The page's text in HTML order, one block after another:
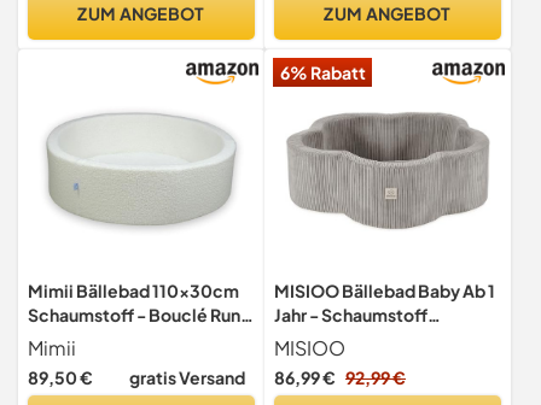
Hellgrau:Weiß/Grau/Minze
ZUM ANGEBOT
abnehmbarem Bezug, für
ZUM ANGEBOT
Mimii Bällebad 110x30cm
Schaumstoff - Bouclé Rund
Bällepool für Kinder Baby -
Ballgruben für Mädchen und
Jungen - Weiches und
Mimii
89,50 € gratis Versand
6% Rabatt
MISIOO Bällebad Baby Ab 1
Jahr - Schaumstoff
Bällebad Kinder - 95x30cm
- Blumenform -
Freundliches Design Für
MISIOO
86,99 € 92,99 €